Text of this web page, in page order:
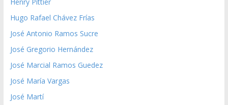
Hugo Rafael Chávez Frías
José Antonio Ramos Sucre
José Gregorio Hernández
José Marcial Ramos Guedez
José María Vargas
José Martí